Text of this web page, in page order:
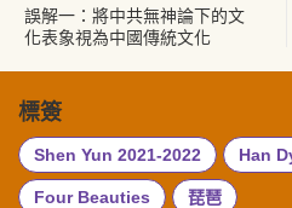
誤解一：將中共無神論下的文
化表象視為中國傳統文化
標簽
Shen Yun 2021-2022 Han
Four Beauties 琵琶